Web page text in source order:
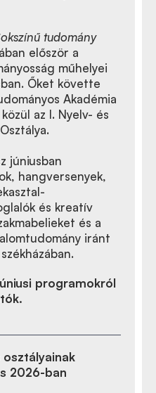
tudomány
először a
műhelyei
Őket követte
Akadémia
az I. Nyelv- és
júniusban
hangversenyek,
és kreatív
és a
iránt
programokról
2026-ban